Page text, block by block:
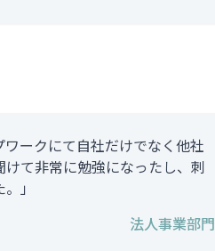
ワークにて自社だけでなく他社
けて非常に勉強になったし、刺
」
法人事業部門